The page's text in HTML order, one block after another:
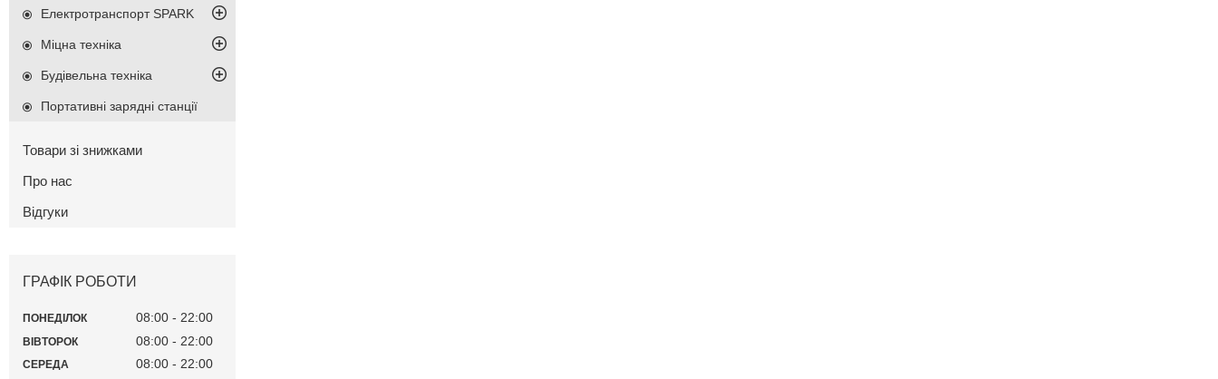
Електротранспорт SPARK
Міцна техніка
Будівельна техніка
Портативні зарядні станції
Товари зі знижками
Про нас
Відгуки
ГРАФІК РОБОТИ
ПОНЕДІЛОК 08:00 22:00
ВІВТОРОК 08:00 22:00
СЕРЕДА 08:00 22:00